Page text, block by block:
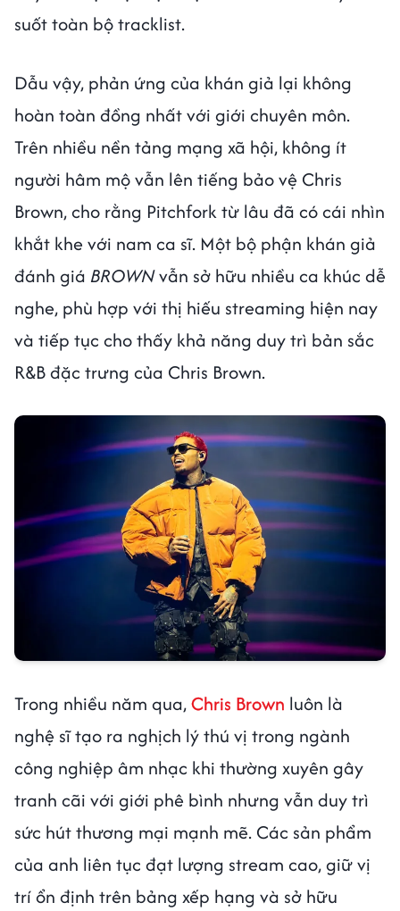
suốt toàn bộ tracklist.
Dẫu vậy, phản ứng của khán giả lại không
hoàn toàn đồng nhất với giới chuyên môn.
Trên nhiều nền tảng mạng xã hội, không ít
người hâm mộ vẫn lên tiếng bảo vệ Chris
Brown, cho rằng Pitchfork từ lâu đã có cái nhìn
khắt khe với nam ca sĩ. Một bộ phận khán giả
đánh giá BROWNvẫn sở hữu nhiều ca khúc dễ
nghe, phù hợp với thị hiếu streaming hiện nay
và tiếp tục cho thấy khả năng duy trì bản sắc
R&B đặc trưng của Chris Brown.
Trong nhiều năm qua,Chris Brown luôn là
nghệ sĩ tạo ra nghịch lý thú vị trong ngành
công nghiệp âm nhạc khi thường xuyên gây
tranh cãi với giới phê bình nhưng vẫn duy trì
sức hút thương mại mạnh mẽ. Các sản phẩm
của anh liên tục đạt lượng stream cao, giữ vị
trí ổn định trên bảng xếp hạng và sở hữu